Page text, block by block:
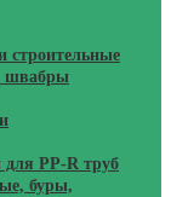
строительные
швабры
PP-R труб
буры,